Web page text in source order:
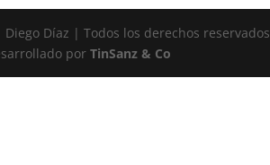
Díaz | Todos los derechos reservados
por TinSanz & Co